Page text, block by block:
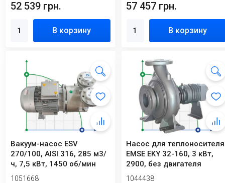
52 539 грн.
В корзину
57 457 грн.
В корзину
Вакуум-насос ESV
270/100, AISI 316, 285 м3/
ч, 7,5 кВт, 1450 об/мин
для агресс...
1051668
Насос для теплоносителя
EMSE EKY 32-160, 3 кВт,
2900, без двигателя
1044438